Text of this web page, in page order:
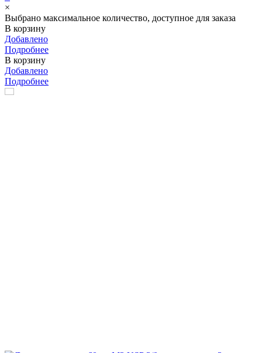
×
Выбрано максимальное количество, доступное для заказа
В корзину
Добавлено
Подробнее
В корзину
Добавлено
Подробнее